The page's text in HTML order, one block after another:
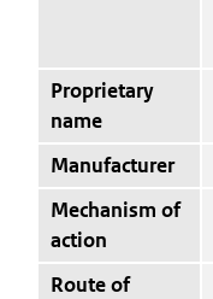
Proprietary
name
Manufacturer
Mechanism of
action
Route of